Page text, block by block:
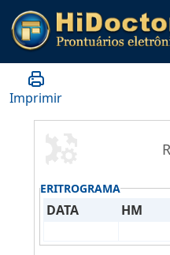
Imprimir
ERITROGRAMA
DATA HM